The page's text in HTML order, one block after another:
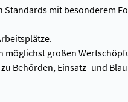
mit besonderem
möglichst großen
Behörden, Einsatz- und